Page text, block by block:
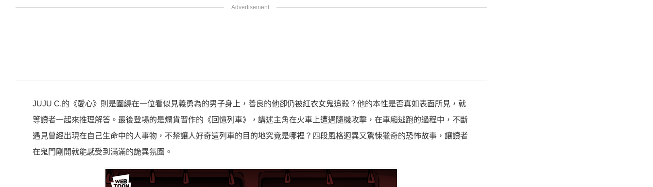
JUJU C.的《愛心》則是圍繞在一位看似見義勇為的男子身上， 善良的他卻仍被紅衣女鬼追殺？他的本性是否真如表面所見， 就
等讀者一起來推理解答。最後登場的是爛貨習作的《回憶列車》， 講述主角在火車上遭遇隨機攻擊，在車廂逃跑的過程中， 不斷
遇見曾經出現在自己生命中的人事物， 不禁讓人好奇這列車的目的地究竟是哪裡？ 四段風格迥異又驚悚獵奇的恐怖故事， 讓讀者
在鬼門剛開就能感受到滿滿的詭異氛圍。